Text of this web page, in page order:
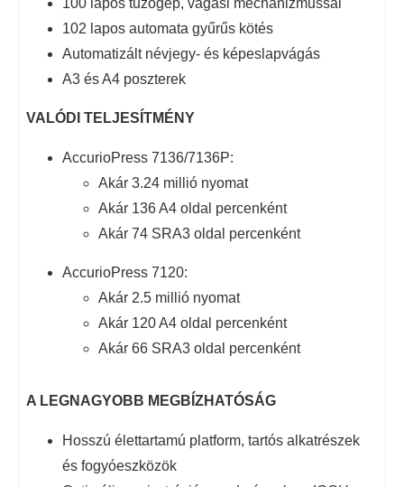
102 lapos automata gyűrűs kötés
Automatizált névjegy- és képeslapvágás
A3 és A4 poszterek
VALÓDI TELJESÍTMÉNY
AccurioPress 7136/7136P:
Akár 3.24 millió nyomat
Akár 136 A4 oldal percenként
Akár 74 SRA3 oldal percenként
AccurioPress 7120:
Akár 2.5 millió nyomat
Akár 120 A4 oldal percenként
Akár 66 SRA3 oldal percenként
A LEGNAGYOBB MEGBÍZHATÓSÁG
Hosszú élettartamú platform, tartós alkatrészek
és fogyóeszközök